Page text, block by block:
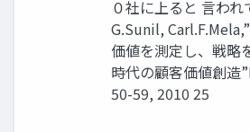
０社に上ると 言われ
G.Sunil,
価値を測定し、戦略
時代の顧客価値創造
50-59, 2010 25